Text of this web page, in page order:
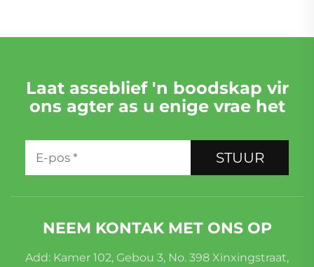
Laat asseblief 'n boodskap vir
ons agter as u enige vrae het
STUUR
NEEM KONTAK MET ONS OP
Add: Kamer 102, Gebou 3, No. 398 Xinxingstraat,